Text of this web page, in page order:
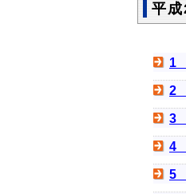
平
1
2
3
4
5